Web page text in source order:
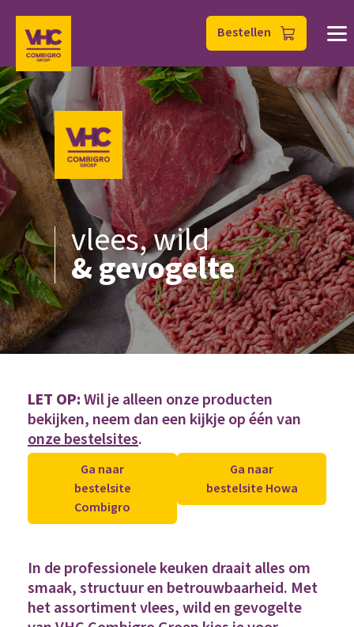
Bestellen
vlees, wild
& gevogelte
Home Vlees, Wild & Gevogelte
LET OP:Wil je alleen onze producten
bekijken, neem dan een kijkje op één van
onze bestelsites.
Ga naar
bestelsite
Combigro
Ga naar
bestelsite Howa
In de professionele keuken draait alles om
smaak, structuur en betrouwbaarheid. Met
het assortiment vlees, wild en gevogelte